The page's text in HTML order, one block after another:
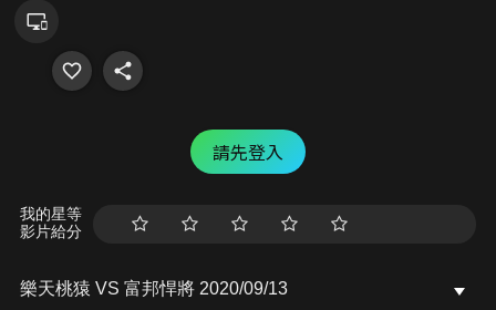
請先登入
我的星等
影片給分
樂天桃猿 VS 富邦悍將 2020/09/13